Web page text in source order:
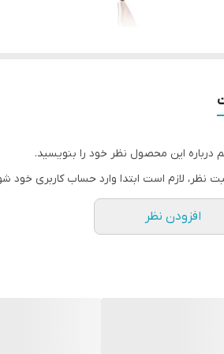
درباره این محصول نظر خود را بنویسید.
نظر، لازم است ابتدا وارد حساب کاربری خود
افزودن نظر